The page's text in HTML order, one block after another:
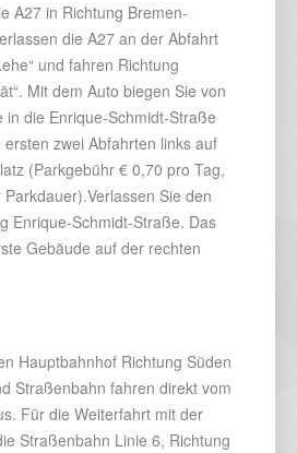
A27 in Richtung Bremen-
die A27 an der Abfahrt
und fahren Richtung
Mit dem Auto biegen Sie von
in die Enrique-Schmidt-Straße
zwei Abfahrten links auf
(Parkgebühr € 0,70 pro Tag,
Sie den
Enrique-Schmidt-Straße. Das
Gebäude auf der rechten
Hauptbahnhof Richtung Süden
Straßenbahn fahren direkt vom
Für die Weiterfahrt mit der
Straßenbahn Linie 6, Richtung